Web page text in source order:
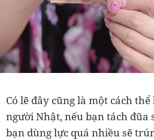
Có lẽ đây cũng là một cách
người Nhật, nếu bạn tách đũa
bạn dùng lực quá nhiều sẽ